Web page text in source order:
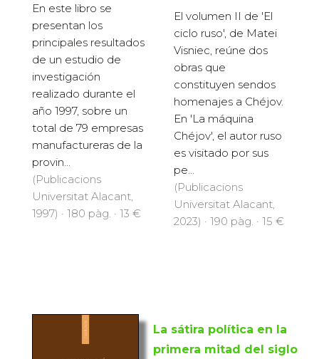
En este libro se
presentan los
principales resultados
de un estudio de
investigación
realizado durante el
año 1997, sobre un
total de 79 empresas
manufactureras de la
provin...
(Publicacions
Universitat Alacant,
1997) · 180 pàg. · 13 €
El volumen II de 'El
ciclo ruso', de Matei
Visniec, reúne dos
obras que
constituyen sendos
homenajes a Chéjov.
En 'La máquina
Chéjov', el autor ruso
es visitado por sus
pe...
(Publicacions
Universitat Alacant,
2023) · 190 pàg. · 15 €
La sátira política en la
primera mitad del siglo